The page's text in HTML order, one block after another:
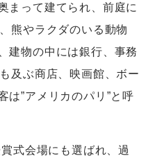
まって建てられ、前庭に
熊やラクダのいる動物
建物の中には銀行、事務
及ぶ商店、映画館、ボー
は”アメリカのパリ”と呼
式会場にも選ばれ、過